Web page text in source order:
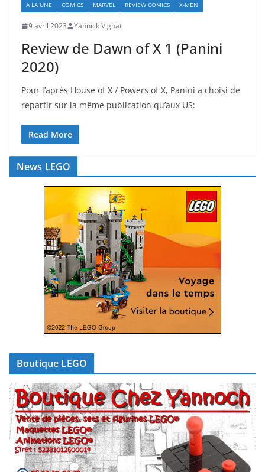
A LA UNE COMICS MARVEL REVIEW COMICS X-MEN
9 avril 2023 Yannick Vignat
Review de Dawn of X 1 (Panini
2020)
Pour l’après House of X / Powers of X, Panini a choisi de
repartir sur la même publication qu’aux US:
Read More
News LEGO
Boutique LEGO